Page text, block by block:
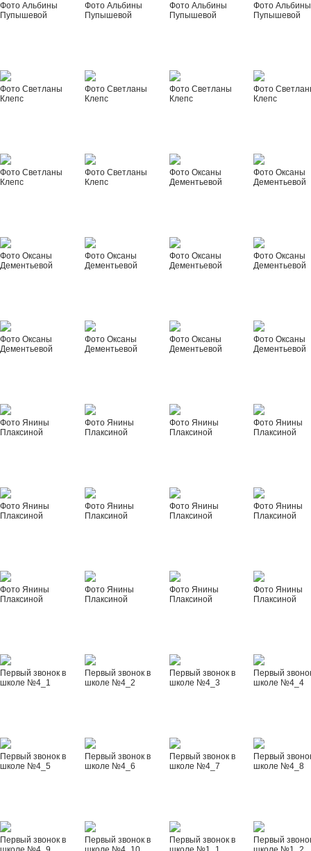
Фото Альбины
Пупышевой
Фото Альбины
Пупышевой
Фото Альбины
Пупышевой
Фото Альбины
Пупышевой
Фото Светланы
Клепс
Фото Светланы
Клепс
Фото Светланы
Клепс
Фото
Клепс
Фото Светланы
Клепс
Фото Светланы
Клепс
Фото Оксаны
Дементьевой
Фото Оксаны
Дементьевой
Фото Оксаны
Дементьевой
Фото Оксаны
Дементьевой
Фото Оксаны
Дементьевой
Фото Оксаны
Дементьевой
Фото Оксаны
Дементьевой
Фото Оксаны
Дементьевой
Фото Оксаны
Дементьевой
Фото Оксаны
Дементьевой
Фото Янины
Плаксиной
Фото Янины
Плаксиной
Фото Янины
Плаксиной
Фото Янины
Плаксиной
Фото Янины
Плаксиной
Фото Янины
Плаксиной
Фото Янины
Плаксиной
Фото Янины
Плаксиной
Фото Янины
Плаксиной
Фото Янины
Плаксиной
Фото Янины
Плаксиной
Фото Янины
Плаксиной
Первый звонок в
школе №4_1
Первый звонок в
школе №4_2
Первый звонок в
школе №4_3
Первый
школе №4_4
Первый звонок в
школе №4_5
Первый звонок в
школе №4_6
Первый звонок в
школе №4_7
Первый
школе №4_8
Первый звонок в
Первый звонок в
Первый звонок в
Первый